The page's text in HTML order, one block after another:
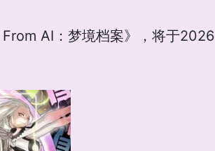
AI：梦境档案》，将于2026